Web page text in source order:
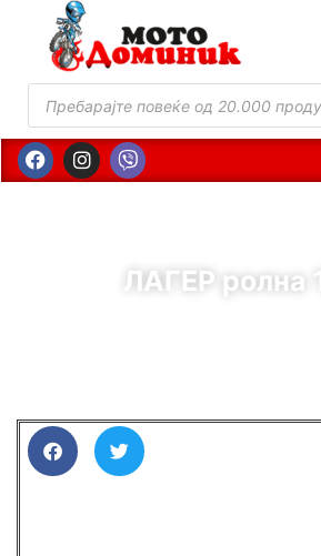
ЛАГЕР ролна